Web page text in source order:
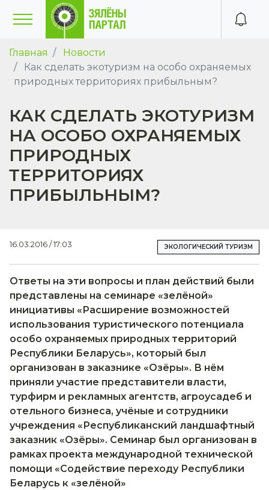
Главная
Новости
Как сделать экотуризм на особо охраняемых
природных территориях прибыльным?
КАК СДЕЛАТЬ ЭКОТУРИЗМ
НА ОСОБО ОХРАНЯЕМЫХ
ПРИРОДНЫХ
ТЕРРИТОРИЯХ
ПРИБЫЛЬНЫМ?
16.03.2016 / 17:03 ЭКОЛОГИЧЕСКИЙ ТУРИЗМ
Ответы на эти вопросы и план действий были
представлены на семинаре «зелёной»
инициативы «Расширение возможностей
использования туристического потенциала
особо охраняемых природных территорий
Республики Беларусь», который был
организован в заказнике «Озёры». В нём
приняли участие представители власти,
турфирм и рекламных агентств, агроусадеб и
отельного бизнеса, учёные и сотрудники
учреждения «Республиканский ландшафтный
заказник «Озёры». Семинар был организован в
рамках проекта международной технической
помощи «Содействие переходу Республики
Беларусь к «зелёной»